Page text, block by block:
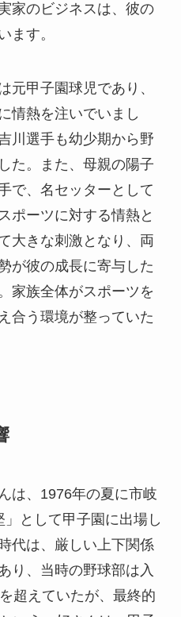
家のビジネスは、彼の
ます。
元甲子園球児であり、
情熱を注いでいまし
川選手も幼少期から野
た。また、母親の陽子
で、名セッターとして
ポーツに対する情熱と
大きな刺激となり、両
が彼の成長に寄与した
家族全体がスポーツを
合う環境が整っていた
は、1976年の夏に市岐
として甲子園に出場し
代は、厳しい上下関係
り、当時の野球部は入
超えていたが、最終的